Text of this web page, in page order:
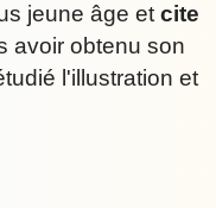
jeune âge et cite
avoir obtenu son
l'illustration et